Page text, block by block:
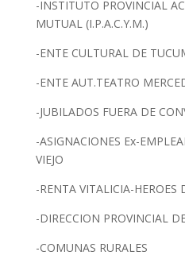
-INSTITUTO PROVINCIAL
MUTUAL (I.P.A.C.Y.M.)
-ENTE CULTURAL DE
-ENTE AUT.TEATRO
-JUBILADOS FUERA DE
-ASIGNACIONES Ex-
VIEJO
-RENTA VITALICIA-HEROES
-DIRECCION PROVINCIAL
-COMUNAS RURALES